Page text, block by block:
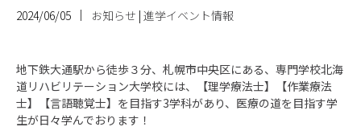
2024/06/05 お知らせ | 進学イベント情報
地下鉄大通駅から徒歩３分、札幌市中央区にある、専門学校北海
道リハビリテーション大学校には、
【理学療法士】【作業療法
士】【言語聴覚士】を目指す3学科があり、医療の道を目指す学
生が日々学んでおります！